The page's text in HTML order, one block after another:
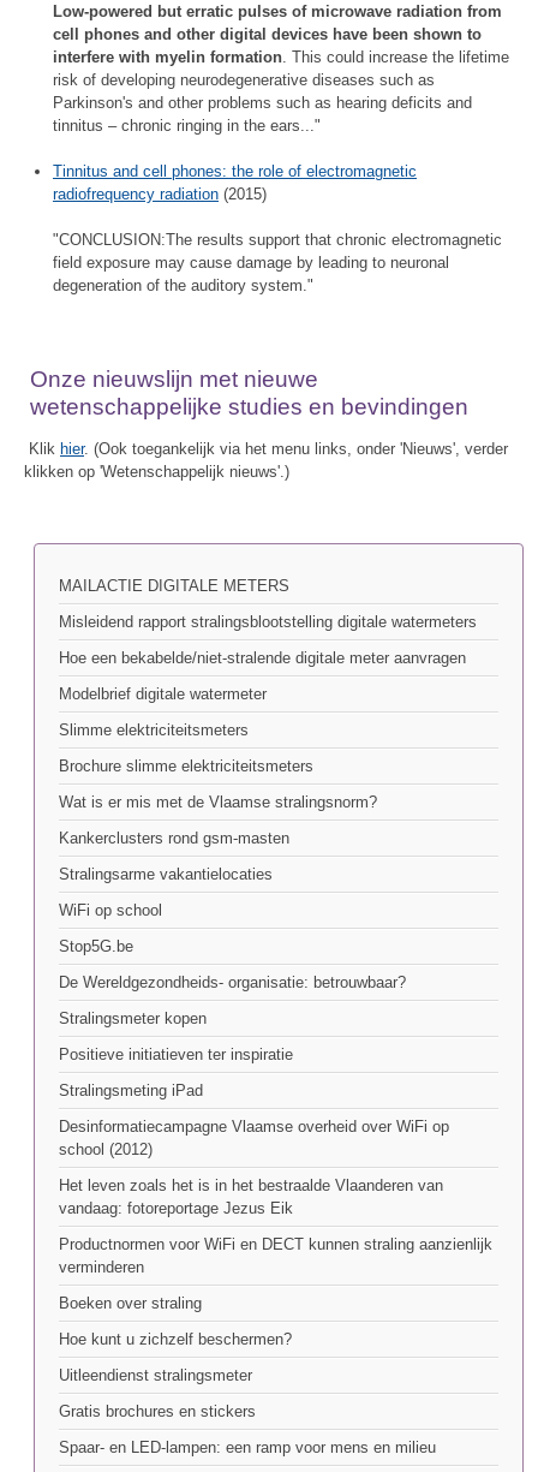
Low-powered but erratic pulses of microwave radiation from
cell phones and other digital devices have been shown to
interfere with myelin formation . This could increase the lifetime
risk of developing neurodegenerative diseases such as
Parkinson's and other problems such as hearing deficits and
tinnitus – chronic ringing in the ears..."
Tinnitus and cell phones: the role of electromagnetic
radiofrequency radiation (2015)
"CONCLUSION:The results support that chronic electromagnetic
field exposure may cause damage by leading to neuronal
degeneration of the auditory system."
Onze nieuwslijn met nieuwe
wetenschappelijke studies en bevindingen
Klik hier. (Ook toegankelijk via het menu links, onder 'Nieuws', verder
klikken op 'Wetenschappelijk nieuws'.)
MAILACTIE DIGITALE METERS
Misleidend rapport stralingsblootstelling digitale watermeters
Hoe een bekabelde/niet-stralende digitale meter aanvragen
Modelbrief digitale watermeter
Slimme elektriciteitsmeters
Brochure slimme elektriciteitsmeters
Wat is er mis met de Vlaamse stralingsnorm?
Kankerclusters rond gsm-masten
Stralingsarme vakantielocaties
WiFi op school
Stop5G.be
De Wereldgezondheids- organisatie: betrouwbaar?
Stralingsmeter kopen
Positieve initiatieven ter inspiratie
Stralingsmeting iPad
Desinformatiecampagne Vlaamse overheid over WiFi op
school (2012)
Het leven zoals het is in het bestraalde Vlaanderen van
vandaag: fotoreportage Jezus Eik
Productnormen voor WiFi en DECT kunnen straling aanzienlijk
verminderen
Boeken over straling
Hoe kunt u zichzelf beschermen?
Uitleendienst stralingsmeter
Gratis brochures en stickers
Spaar- en LED-lampen: een ramp voor mens en milieu